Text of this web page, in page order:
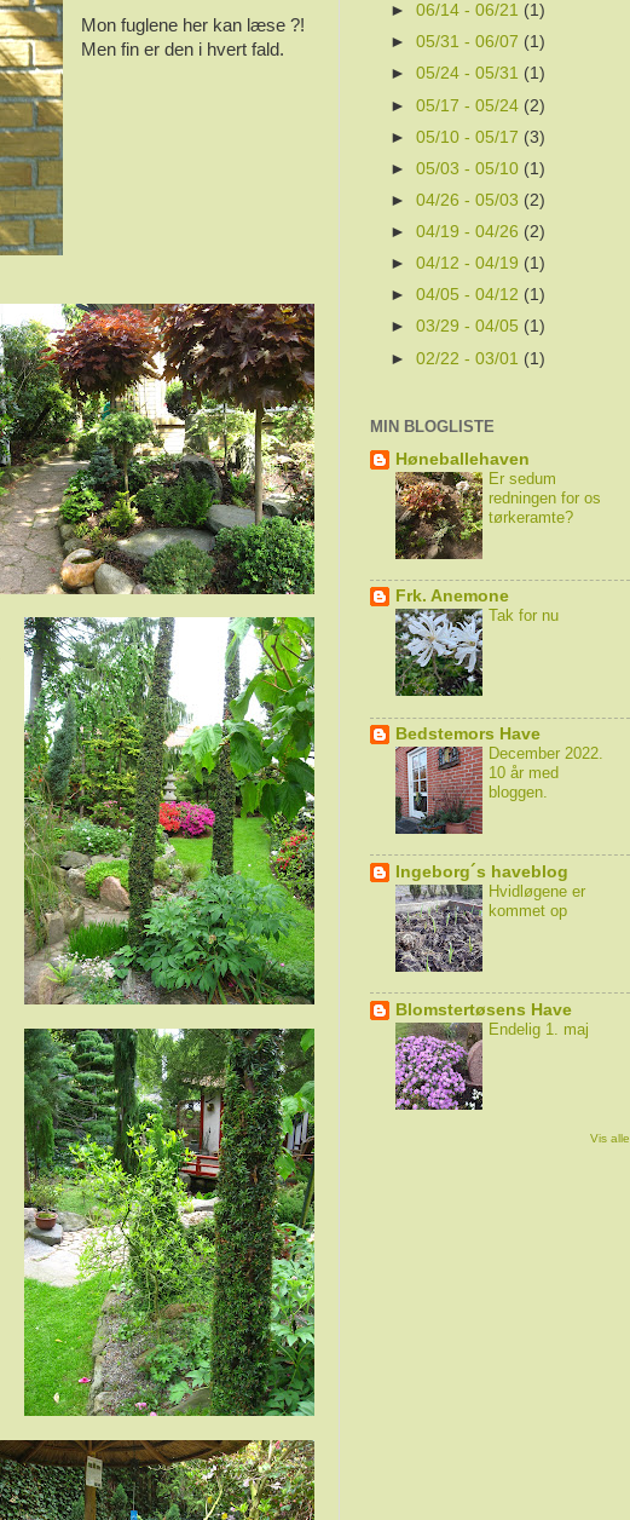
Mon fuglene her kan læse ?!
Men fin er den i hvert fald.
►06/14 - 06/21 (1)
►05/31 - 06/07 (1)
►05/24 - 05/31 (1)
►05/17 - 05/24 (2)
►05/10 - 05/17 (3)
►05/03 - 05/10 (1)
►04/26 - 05/03 (2)
►04/19 - 04/26 (2)
►04/12 - 04/19 (1)
►04/05 - 04/12 (1)
►03/29 - 04/05 (1)
►02/22 - 03/01 (1)
MIN BLOGLISTE
Høneballehaven
Er sedum
redningen for os
tørkeramte?
Frk. Anemone
Tak for nu
Bedstemors Have
December 2022.
10 år med
bloggen.
Ingeborg´s haveblog
Hvidløgene er
kommet op
Blomstertøsens Have
Endelig 1. maj
Vis alle